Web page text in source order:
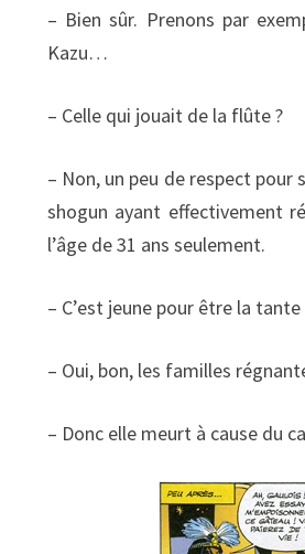
– Bien sûr. Prenons par
Kazu…
– Celle qui jouait de la flûte ?
– Non, un peu de respect pour
shogun ayant effectivement
l’âge de 31 ans seulement.
– C’est jeune pour être la tante
– Oui, bon, les familles
– Donc elle meurt à cause du